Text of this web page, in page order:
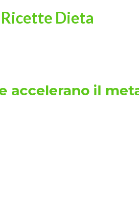
Ricette Dieta
accelerano il